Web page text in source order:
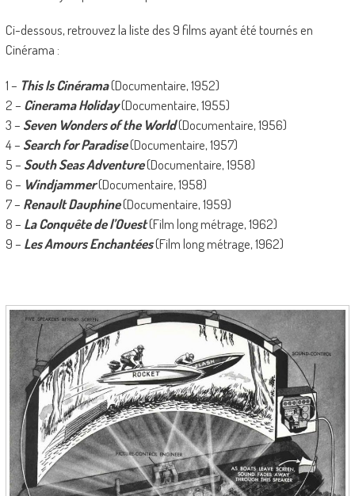
Ci-dessous, retrouvez la liste des 9 films ayant été tournés en
Cinérama :
1 – This Is Cinérama(Documentaire, 1952)
2 – Cinerama Holiday(Documentaire, 1955)
3 – Seven Wonders of the World(Documentaire, 1956)
4 – Search for Paradise(Documentaire, 1957)
5 – South Seas Adventure(Documentaire, 1958)
6 – Windjammer(Documentaire, 1958)
7 – Renault Dauphine(Documentaire, 1959)
8 – La Conquête de l’Ouest(Film long métrage, 1962)
9 – Les Amours Enchantées(Film long métrage, 1962)